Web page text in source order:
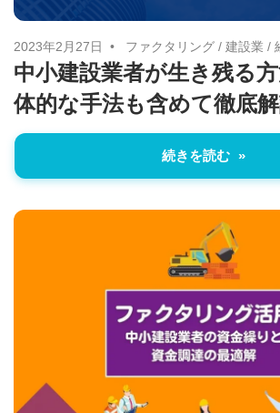
2023年2月27日 ファクタリング/ 建設業 /
中小建設業者が生き残る
体的な手法も含めて徹底解
続きを読む